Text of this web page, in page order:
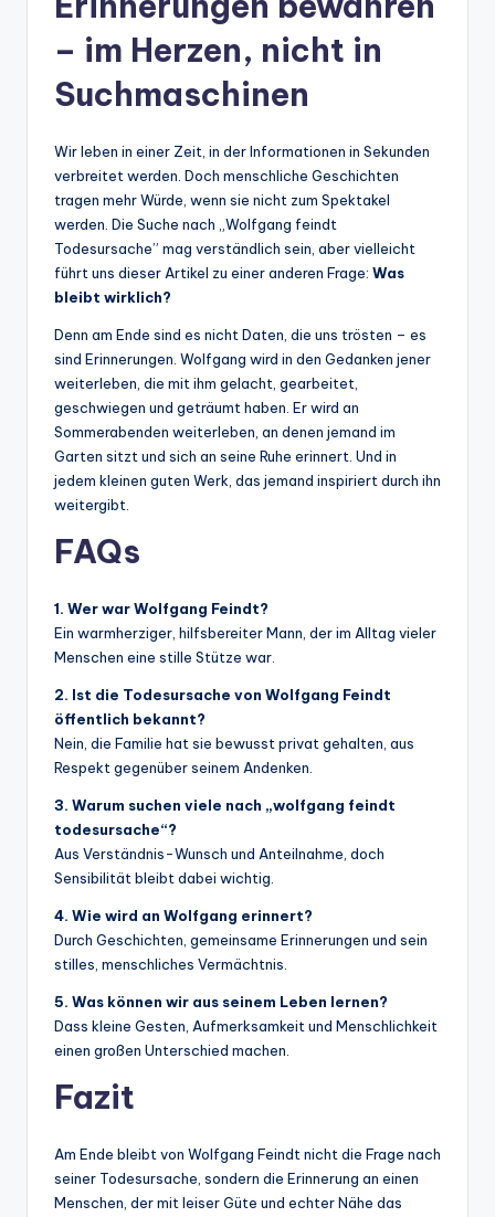
– im Herzen, nicht in
Suchmaschinen
Wir leben in einer Zeit, in der Informationen in Sekunden
verbreitet werden. Doch menschliche Geschichten
tragen mehr Würde, wenn sie nicht zum Spektakel
werden. Die Suche nach „Wolfgang feindt
Todesursache” mag verständlich sein, aber vielleicht
führt uns dieser Artikel zu einer anderen Frage: Was
bleibt wirklich?
Denn am Ende sind es nicht Daten, die uns trösten – es
sind Erinnerungen. Wolfgang wird in den Gedanken jener
weiterleben, die mit ihm gelacht, gearbeitet,
geschwiegen und geträumt haben. Er wird an
Sommerabenden weiterleben, an denen jemand im
Garten sitzt und sich an seine Ruhe erinnert. Und in
jedem kleinen guten Werk, das jemand inspiriert durch ihn
weitergibt.
FAQs
1. Wer war Wolfgang Feindt?
Ein warmherziger, hilfsbereiter Mann, der im Alltag vieler
Menschen eine stille Stütze war.
2. Ist die Todesursache von Wolfgang Feindt
öffentlich bekannt?
Nein, die Familie hat sie bewusst privat gehalten, aus
Respekt gegenüber seinem Andenken.
3. Warum suchen viele nach „wolfgang feindt
todesursache“?
Aus Verständnis-Wunsch und Anteilnahme, doch
Sensibilität bleibt dabei wichtig.
4. Wie wird an Wolfgang erinnert?
Durch Geschichten, gemeinsame Erinnerungen und sein
stilles, menschliches Vermächtnis.
5. Was können wir aus seinem Leben lernen?
Dass kleine Gesten, Aufmerksamkeit und Menschlichkeit
einen großen Unterschied machen.
Fazit
Am Ende bleibt von Wolfgang Feindt nicht die Frage nach
seiner Todesursache, sondern die Erinnerung an einen
Menschen, der mit leiser Güte und echter Nähe das